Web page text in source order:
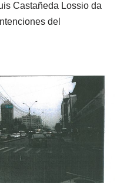
Castañeda Lossio da
del